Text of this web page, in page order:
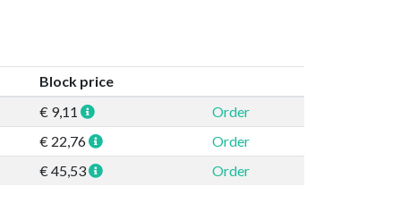
Block price
€ 9,11
Order
€ 22,76
Order
€ 45,53 Order